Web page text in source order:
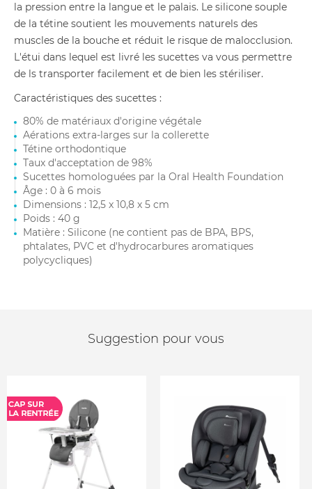
la pression entre la langue et le palais. Le silicone souple
de la tétine soutient les mouvements naturels des
muscles de la bouche et réduit le risque de malocclusion.
L'étui dans lequel est livré les sucettes va vous permettre
de ls transporter facilement et de bien les stériliser.
Caractéristiques des sucettes :
80% de matériaux d'origine végétale
Aérations extra-larges sur la collerette
Tétine orthodontique
Taux d'acceptation de 98%
Sucettes homologuées par la Oral Health Foundation
Âge : 0 à 6 mois
Dimensions : 12,5 x 10,8 x 5 cm
Poids : 40 g
Matière : Silicone (ne contient pas de BPA, BPS,
phtalates, PVC et d'hydrocarbures aromatiques
polycycliques)
Suggestion pour vous